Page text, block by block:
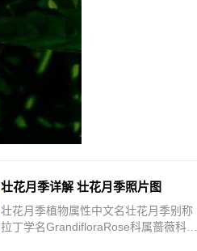
壮花月季详解 壮花月季照片图
壮花月季植物属性中文名壮花月季别称
拉丁学名GrandifloraRose科属蔷薇科蔷